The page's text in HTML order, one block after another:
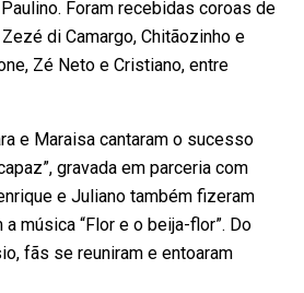
Foram recebidas coroas de
di Camargo, Chitãozinho e
Zé Neto e Cristiano, entre
e Maraisa cantaram o sucesso
gravada em parceria com
e Juliano também fizeram
música “Flor e o beija-flor”. Do
fãs se reuniram e entoaram